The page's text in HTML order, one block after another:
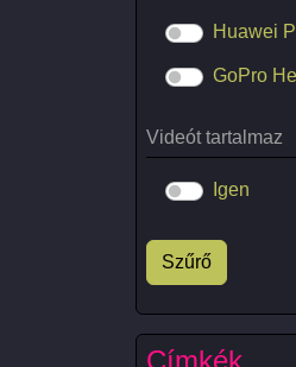
Huawei
GoPro
Videót tartalmaz
Igen